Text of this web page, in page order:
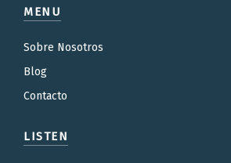
MENU
Sobre Nosotros
Blog
Contacto
LISTEN